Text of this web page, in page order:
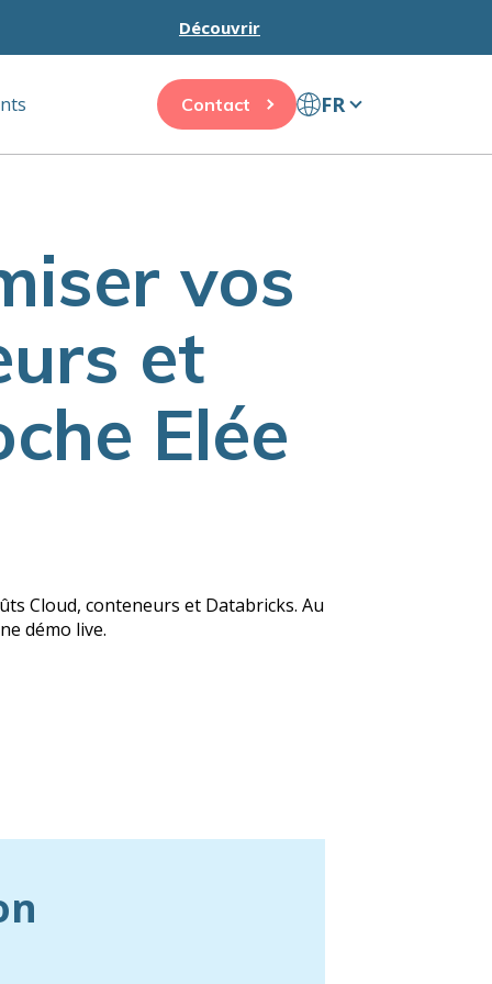
Découvrir
Contact FR
vos
et
Elée
Cloud, conteneurs et Databricks. Au
démo live.